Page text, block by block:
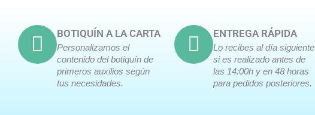
BOTIQUÍN A LA CARTA
Personalizamos el
contenido del botiquín de
primeros auxilios según
tus necesidades.
ENTREGA RÁPIDA
Lo recibes al día siguiente
si es realizado antes de
las 14:00h y en 48 horas
para pedidos posteriores.